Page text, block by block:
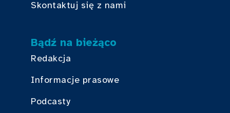
Skontaktuj się z nami
Bądź na bieżąco
Redakcja
Informacje prasowe
Podcasty